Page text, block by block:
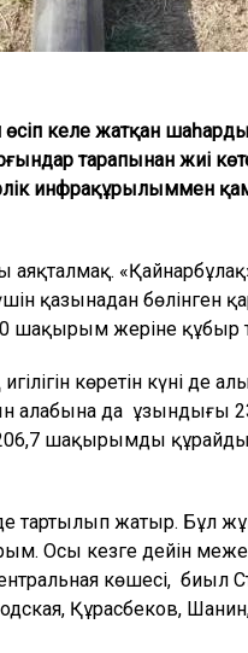
келе жатқан
тарапынан жиі
инфрақұрылыммен
қазынадан
шақырым жеріне
көретін күні де
алабына да ұзындығы
шақырымды
тартылып жатыр. Бұл
Осы кезге дейін
көшесі, биыл
Құрасбеков,